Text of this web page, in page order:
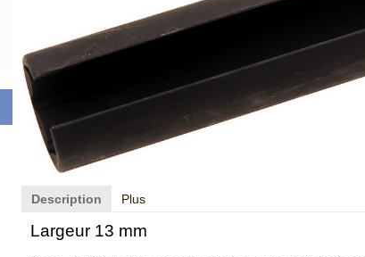
Description Plus
Largeur 13 mm